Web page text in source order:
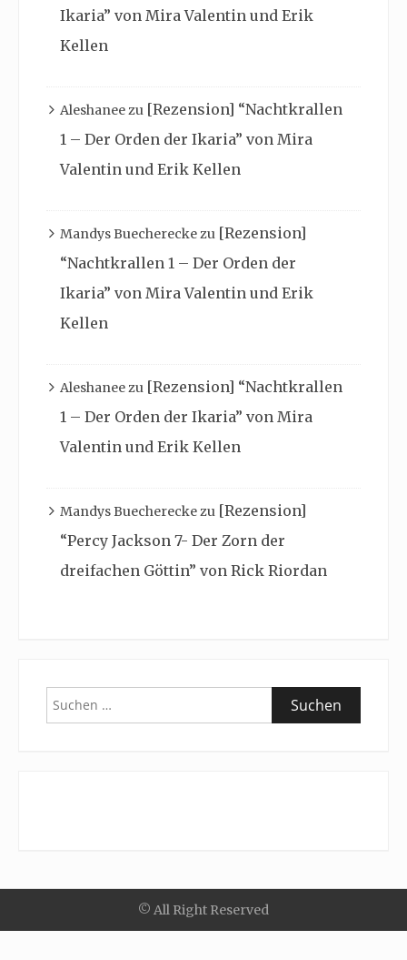
Ikaria” von Mira Valentin und Erik
Kellen
Aleshaneezu [Rezension] “Nachtkrallen
1 – Der Orden der Ikaria” von Mira
Valentin und Erik Kellen
Mandys Buechereckezu [Rezension]
“Nachtkrallen 1 – Der Orden der
Ikaria” von Mira Valentin und Erik
Kellen
Aleshaneezu [Rezension] “Nachtkrallen
1 – Der Orden der Ikaria” von Mira
Valentin und Erik Kellen
Mandys Buechereckezu [Rezension]
“Percy Jackson 7- Der Zorn der
dreifachen Göttin” von Rick Riordan
Suchen
nach:
© All Right Reserved